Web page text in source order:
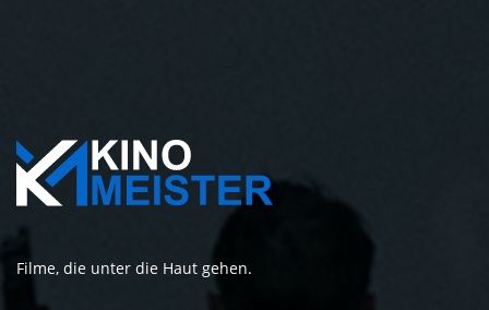
Filme, die unter die Haut gehen.